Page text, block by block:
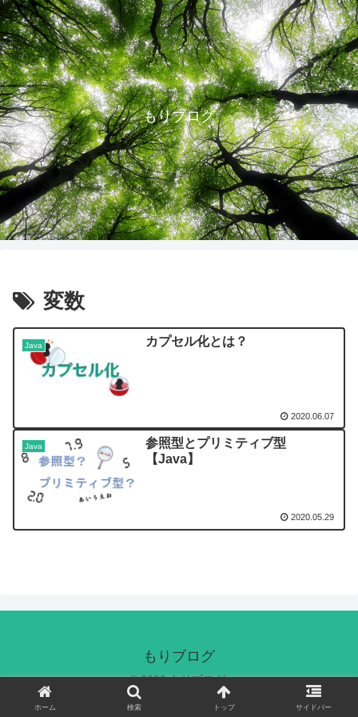
もりブログ
変数
Java カプセル化とは？
2020.06.07
Java
参照型とプリミティブ型
【Java】
2020.05.29
もりブログ
© 2020 もりブログ.
ホーム 検索 トップ サイドバー